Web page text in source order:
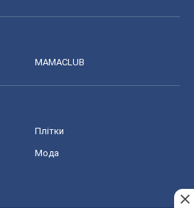
MAMACLUB
Плітки
Мода